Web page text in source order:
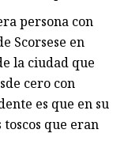
persona con
Scorsese en
la ciudad que
cero con
es que en su
que eran